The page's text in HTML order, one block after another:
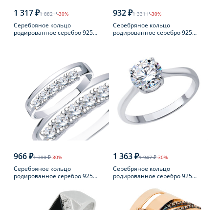
1 317 ₽1 882 ₽-30%
Серебряное кольцо
родированное серебро 925
932 ₽1 331 ₽-30%
Серебряное кольцо
родированное серебро 925
966 ₽1 380 ₽-30%
Серебряное кольцо
родированное серебро 925
1 363 ₽1 947 ₽-30%
Серебряное кольцо
родированное серебро 925